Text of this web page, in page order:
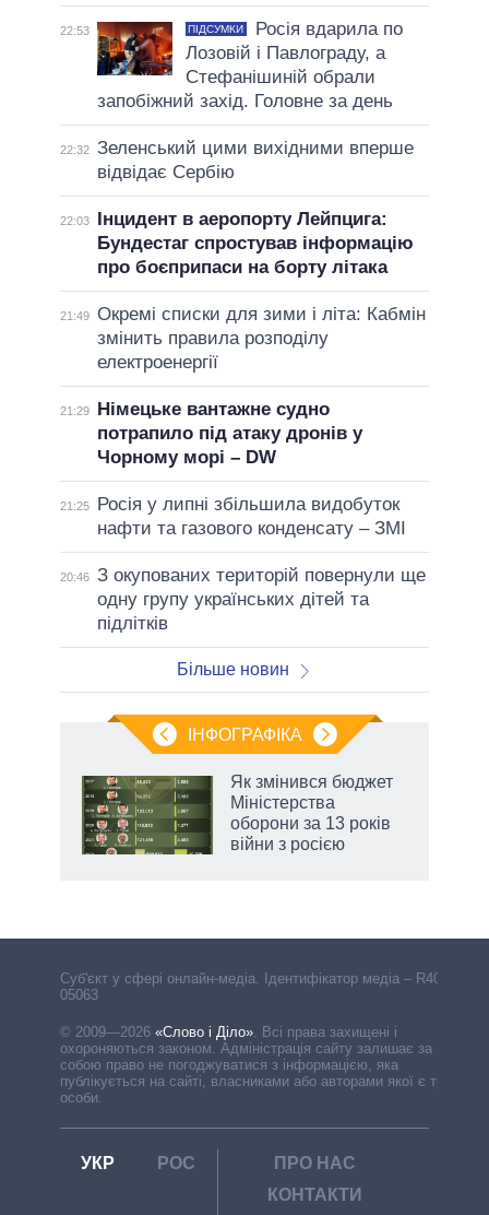
22:53 ПІДСУМКИ
Росія вдарила по
Лозовій і Павлограду, а
Стефанішиній обрали
запобіжний захід. Головне за день
22:32 Зеленський цими вихідними вперше
відвідає Сербію
22:03
Інцидент в аеропорту Лейпцига:
Бундестаг спростував інформацію
про боєприпаси на борту літака
21:49 Окремі списки для зими і літа: Кабмін
змінить правила розподілу
електроенергії
21:29
Німецьке вантажне судно
потрапило під атаку дронів у
Чорному морі – DW
21:25
Росія у липні збільшила видобуток
нафти та газового конденсату – ЗМІ
20:46 З окупованих територій повернули ще
одну групу українських дітей та
підлітків
Більше новин
ІНФОГРАФІКА
Як змінився бюджет
Міністерства
оборони за 13 років
війни з росією
Cуб'єкт у сфері онлайн-медіа. Ідентифікатор медіа – R40-
05063
© 2009—2026 «Слово і Діло». Всі права захищені і
охороняються законом. Адміністрація сайту залишає за
собою право не погоджуватися з інформацією, яка
публікується на сайті, власниками або авторами якої є треті
особи.
УКР РОС
ПРО НАС
КОНТАКТИ